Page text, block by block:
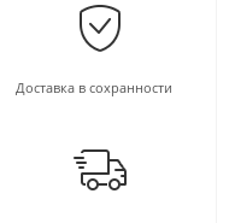
Доставка в сохранности